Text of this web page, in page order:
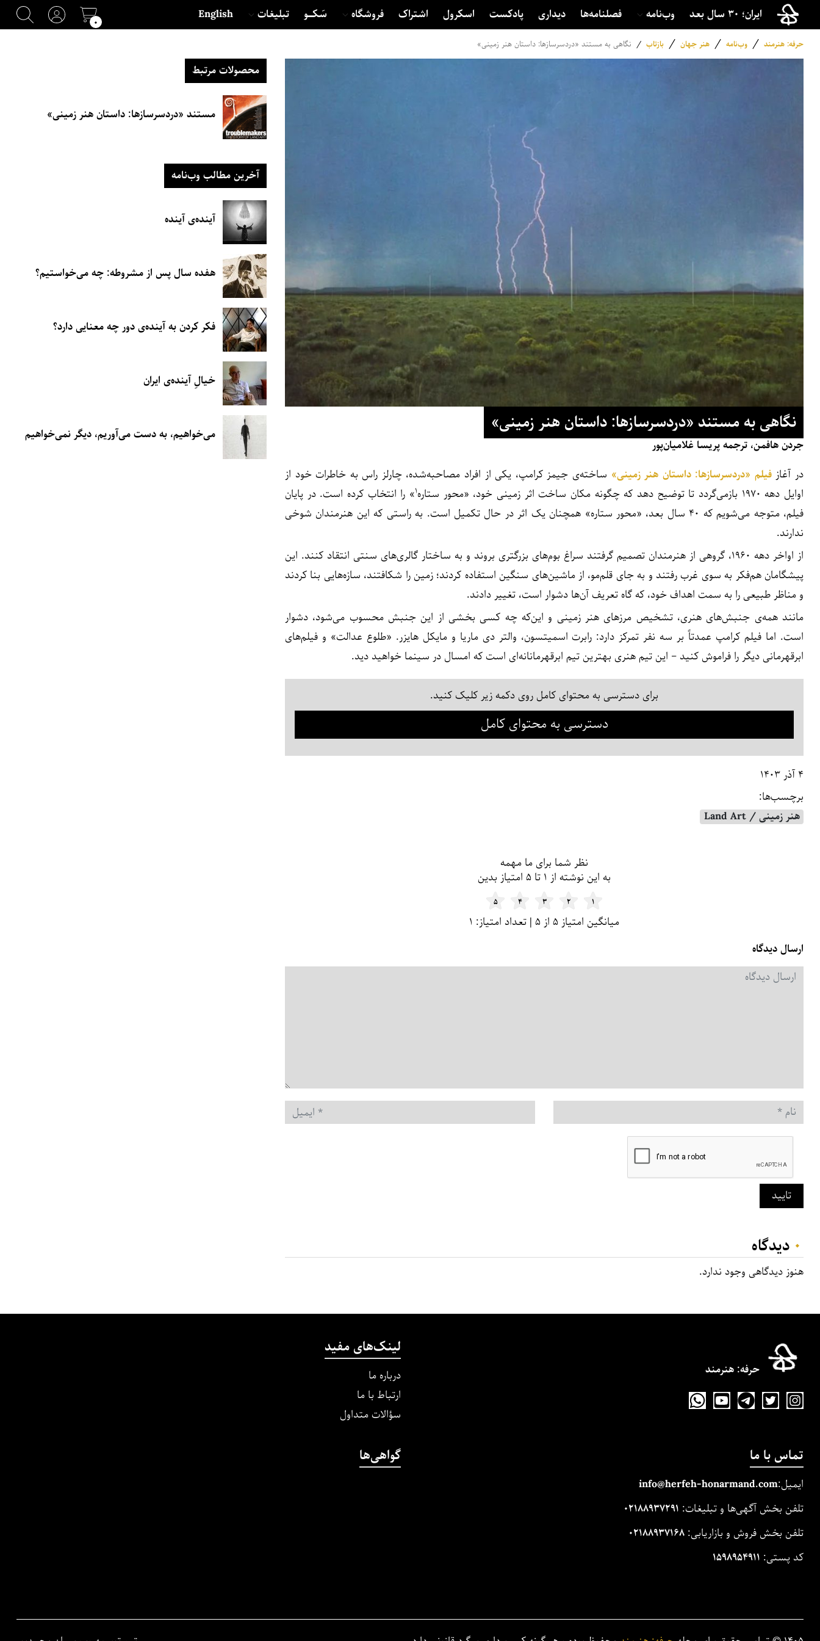
ایران؛ ۳۰ سال بعد وب‌نامه فصلنامه‌ها دیداری پادکست اسکرول اشتراک فروشگاه سَکــــو تبلیغات English
۰
حرفه: هنرمند / وب‌نامه / هنر جهان / بازتاب / نگاهی به مستند «دردسرسازها: داستان هنر زمینی»
نگاهی به مستند «دردسرسازها: داستان هنر زمینی»
جردن هافمن، ترجمه پریسا غلامیان‌پور
در آغازفیلم «دردسرسازها: داستان هنر زمینی» ساخته‌ی جیمز کرامپ، یکی از افراد مصاحبه‌شده، چارلز راس به خاطرات خود از
اوایل دهه ۱۹۷۰ بازمی‌گردد تا توضیح دهد که چگونه مکان ساخت اثر زمینی خود، «محور ستاره
۱» را انتخاب کرده است. در پایان
فیلم، متوجه می‌شویم که ۴۰ سال بعد، «محور ستاره» همچنان یک اثر در حال تکمیل است. به راستی که این هنرمندان شوخی
ندارند.
از اواخر دهه ۱۹۶۰، گروهی از هنرمندان تصمیم گرفتند سراغ بوم‌های بزرگتری بروند و به ساختار گالری‌های سنتی انتقاد کنند. این
پیشگامان هم‌فکر به سوی غرب رفتند و به جای قلم‌مو، از ماشین‌های سنگین استفاده کردند؛ زمین را شکافتند، سازه‌هایی بنا کردند
و مناظر طبیعی را به سمت اهداف خود، که گاه تعریف آن‌ها دشوار است، تغییر دادند.
مانند همه‌ی جنبش‌های هنری، تشخیص مرزهای هنر زمینی و این‌که چه کسی بخشی از این جنبش محسوب می‌شود، دشوار
است. اما فیلم کرامپ عمدتاً بر سه نفر تمرکز دارد: رابرت اسمیتسون، والتر دی ماریا و مایکل هایزر. «طلوع عدالت» و فیلم‌های
ابرقهرمانی دیگر را فراموش کنید – این تیم هنری بهترین تیم ابرقهرمانانه‌ای است که امسال در سینما خواهید دید.
برای دسترسی به محتوای کامل روی دکمه زیر کلیک کنید.
دسترسی به محتوای کامل
۴ آذر ۱۴۰۳
برچسب‌ها:
هنر زمینی / Land Art
نظر شما برای ما مهمه
به این نوشته از ۱ تا ۵ امتیاز بدین
۵ ۴ ۳ ۲ ۱
میانگین امتیاز ۵ از ۵ | تعداد امتیاز: ۱
ارسال دیدگاه
دیدگاه
نام
تایید
۰ دیدگاه‌
هنوز دیدگاهی وجود ندارد.
محصولات مرتبط
مستند «دردسرسازها: داستان هنر زمینی»
آخرین مطالب وب‌نامه
آینده‌ی آینده
هفده سال پس از مشروطه: چه می‌خواستیم؟
فکر کردن به آینده‌ی دور چه معنایی دارد؟
خیالِ آینده‌ی ایران
می‌خواهیم، به دست می‌آوریم، دیگر نمی‌خواهیم
حرفه‌: هنرمند
لینک‌های مفید
درباره ما
ارتباط با ما
سؤالات متداول
تماس با ما
ایمیل: info@herfeh-honarmand.com
تلفن بخش آگهی‌ها و تبلیغات:
تلفن بخش فروش و بازاریابی:
کد پستی:
گواهی‌ها